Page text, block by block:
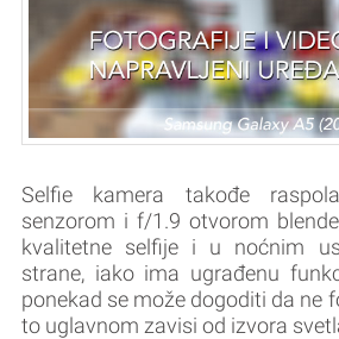
Selfie kamera takođe
senzorom i f/1.9 otvorom
kvalitetne selfije i u noćnim
strane, iako ima ugrađenu
ponekad se može dogoditi da ne
to uglavnom zavisi od izvora